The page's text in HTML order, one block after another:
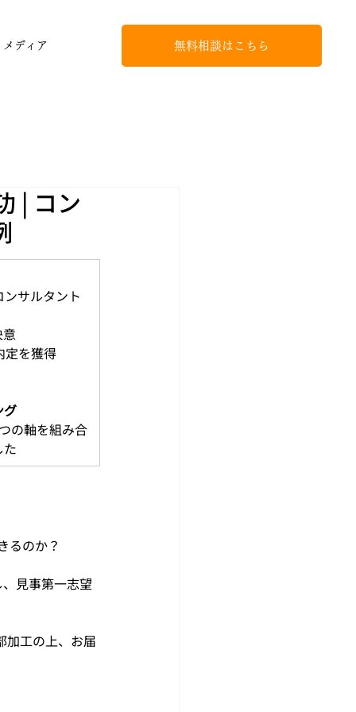
メディア 無料相談はこちら
| コン
サルタント
定を獲得
グ
の軸を組み合
るのか？
見事第一志望
加工の上、お届